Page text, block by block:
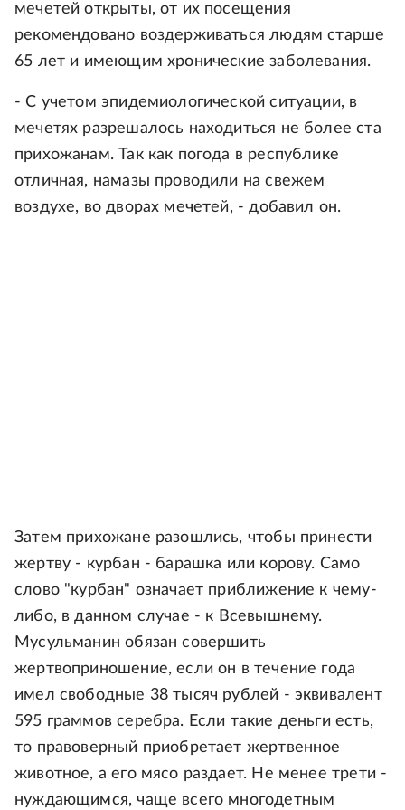
мечетей открыты, от их посещения
рекомендовано воздерживаться людям старше
65 лет и имеющим хронические заболевания.
- С учетом эпидемиологической ситуации, в
мечетях разрешалось находиться не более ста
прихожанам. Так как погода в республике
отличная, намазы проводили на свежем
воздухе, во дворах мечетей, - добавил он.
Затем прихожане разошлись, чтобы принести
жертву - курбан - барашка или корову. Само
слово "курбан" означает приближение к чему-
либо, в данном случае - к Всевышнему.
Мусульманин обязан совершить
жертвоприношение, если он в течение года
имел свободные 38 тысяч рублей - эквивалент
595 граммов серебра. Если такие деньги есть,
то правоверный приобретает жертвенное
животное, а его мясо раздает. Не менее трети -
нуждающимся, чаще всего многодетным